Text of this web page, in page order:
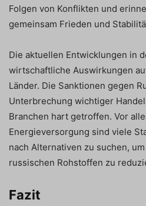
Folgen von Konflikten und
gemeinsam Frieden und
Die aktuellen Entwicklungen in
wirtschaftliche Auswirkungen
Länder. Die Sanktionen gegen
Unterbrechung wichtiger
Branchen hart getroffen. Vor
Energieversorgung sind viele
nach Alternativen zu suchen,
russischen Rohstoffen zu
Fazit